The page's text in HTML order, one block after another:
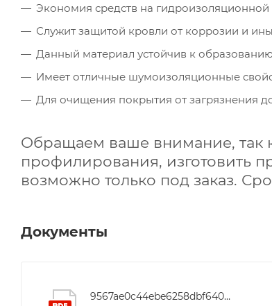
Экономия средств на гидроизоляционной
Служит защитой кровли от коррозии и
Данный материал устойчив к
Имеет отличные шумоизоляционные
Для очищения покрытия от загрязнения
Обращаем ваше внимание, так
профилирования, изготовить
возможно только под заказ.
Документы
9567ae0c44ebe6258dbf640d330c54ff